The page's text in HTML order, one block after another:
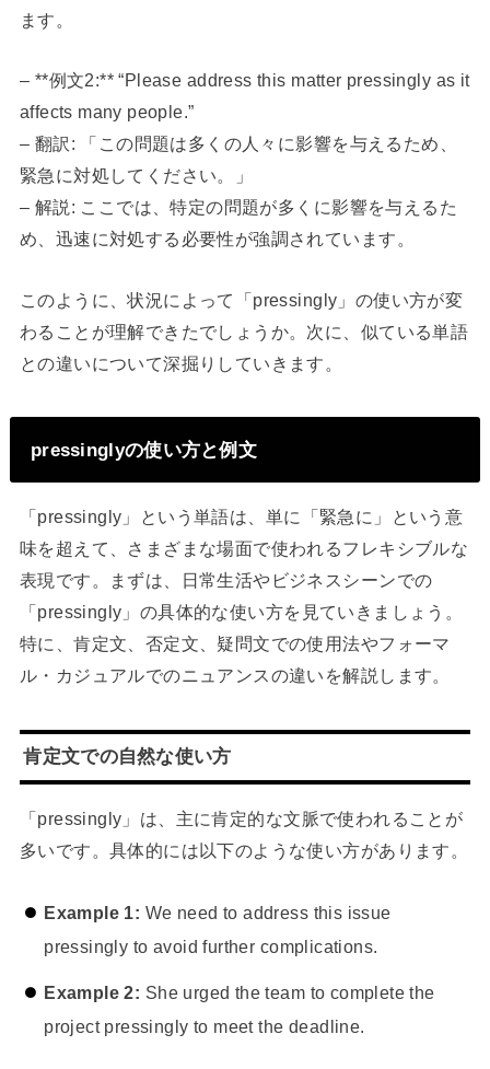
ます。
– **例文2:** “Please address this matter pressingly as it
affects many people.”
– 翻訳: 「この問題は多くの人々に影響を与えるため、
緊急に対処してください。」
– 解説: ここでは、特定の問題が多くに影響を与えるた
め、迅速に対処する必要性が強調されています。
このように、状況によって「pressingly」の使い方が変
わることが理解できたでしょうか。次に、似ている単語
との違いについて深掘りしていきます。
pressinglyの使い方と例文
「pressingly」という単語は、単に「緊急に」という意
味を超えて、さまざまな場面で使われるフレキシブルな
表現です。まずは、日常生活やビジネスシーンでの
「pressingly」の具体的な使い方を見ていきましょう。
特に、肯定文、否定文、疑問文での使用法やフォーマ
ル・カジュアルでのニュアンスの違いを解説します。
肯定文での自然な使い方
「pressingly」は、主に肯定的な文脈で使われることが
多いです。具体的には以下のような使い方があります。
Example 1: We need to address this issue
pressingly to avoid further complications.
Example 2: She urged the team to complete the
project pressingly to meet the deadline.